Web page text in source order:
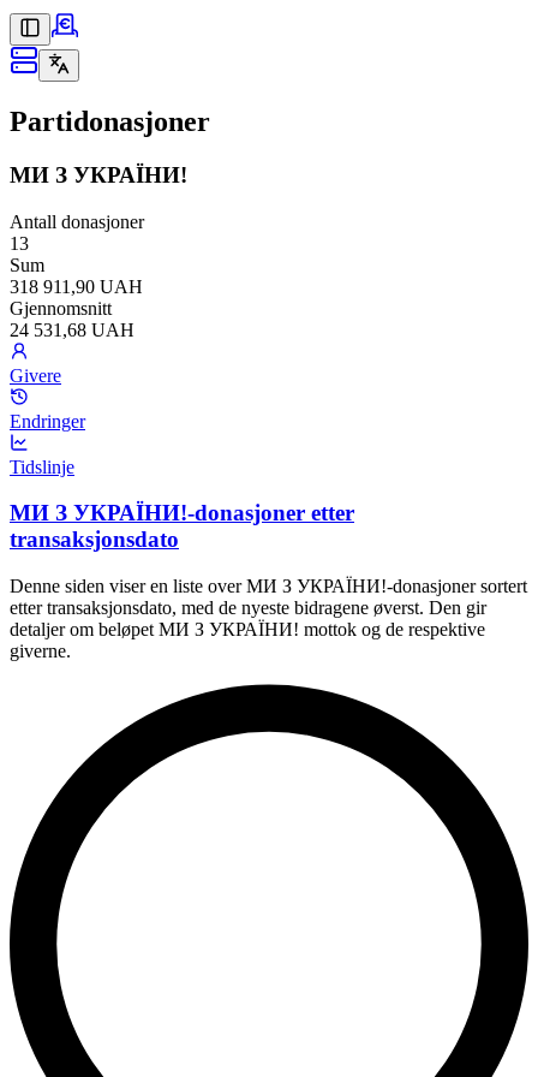
Partidonasjoner
МИ З УКРАЇНИ!
Antall donasjoner
13
Sum
318 911,90 UAH
Gjennomsnitt
24 531,68 UAH
Givere
Endringer
Tidslinje
МИ З УКРАЇНИ!-donasjoner etter
transaksjonsdato
Denne siden viser en liste over МИ З УКРАЇНИ!-donasjoner sortert
etter transaksjonsdato, med de nyeste bidragene øverst. Den gir
detaljer om beløpet МИ З УКРАЇНИ! mottok og de respektive
giverne.